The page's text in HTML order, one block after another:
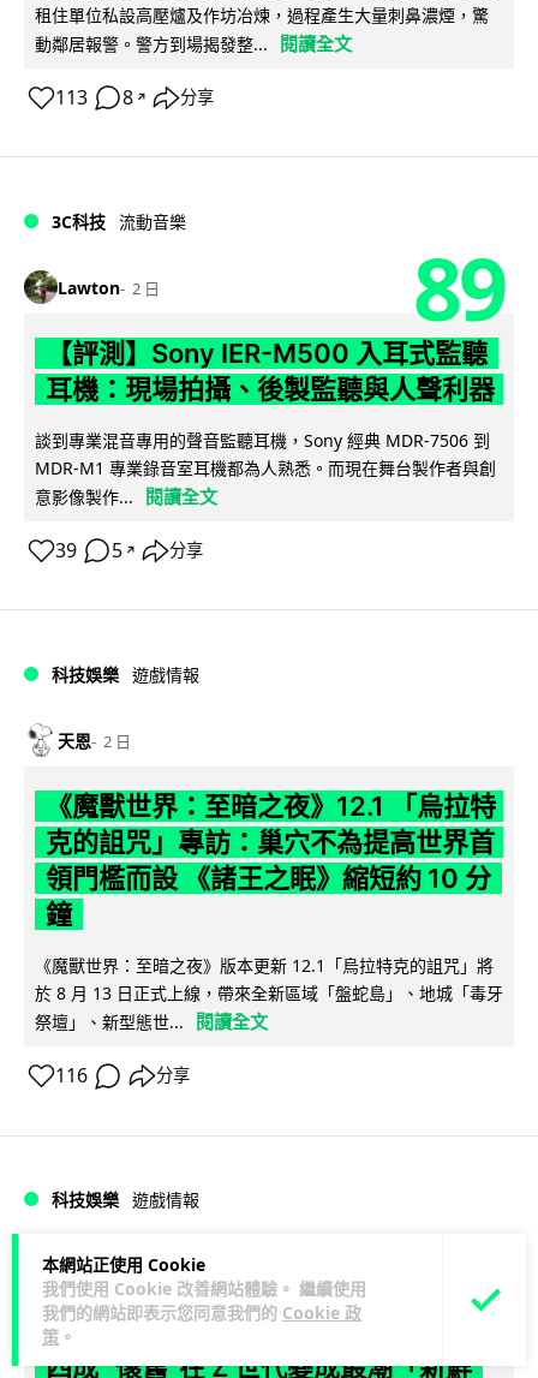
本網站正使用 Cookie
我們使用 Cookie 改善網站體驗。 繼續使用
我們的網站即表示您同意我們的 Cookie 政
策 。
租住單位私設高壓爐及作坊冶煉，過程產生大量刺鼻濃煙，驚
動鄰居報警。警方到場揭發整...
閱讀全文
113 8 ↗ 分享
3C科技 流動音樂
Lawton 2 日 89
【評測】Sony IER-M500 入耳式監聽
耳機：現場拍攝、後製監聽與人聲利器
談到專業混音專用的聲音監聽耳機，Sony 經典 MDR-7506 到
MDR-M1 專業錄音室耳機都為人熟悉。而現在舞台製作者與創
意影像製作...
閱讀全文
39 5 ↗ 分享
科技娛樂 遊戲情報
天恩 2 日
《魔獸世界：至暗之夜》12.1 「烏拉特
克的詛咒」專訪：巢穴不為提高世界首
領門檻而設 《諸王之眠》縮短約 10 分
鐘
《魔獸世界：至暗之夜》版本更新 12.1「烏拉特克的詛咒」將
於 8 月 13 日正式上線，帶來全新區域「盤蛇島」、地城「毒牙
祭壇」、新型態世...
閱讀全文
116 分享
科技娛樂 遊戲情報
Lawton 2 日
日本二手遊戲店減 90% 門市 業績反增
四成 "懷舊"在 Z 世代變成最潮「新鮮